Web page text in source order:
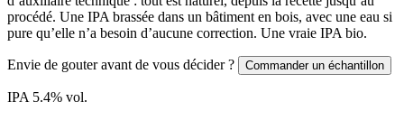
procédé. Une IPA brassée dans un bâtiment en bois, avec une eau si
pure qu’elle n’a besoin d’aucune correction. Une vraie IPA bio.
Envie de gouter avant de vous décider ? Commander un échantillon
IPA 5.4% vol.